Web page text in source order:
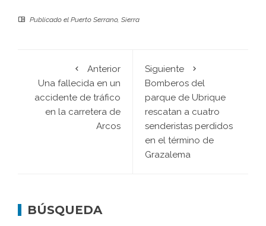
Publicado el Puerto Serrano, Sierra
Anterior
Una fallecida en un
accidente de tráfico
en la carretera de
Arcos
Siguiente
Bomberos del
parque de Ubrique
rescatan a cuatro
senderistas perdidos
en el término de
Grazalema
BÚSQUEDA